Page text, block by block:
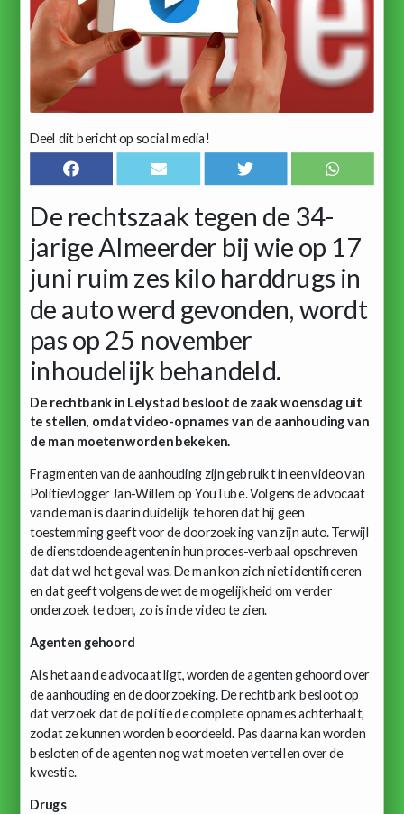
Deel dit bericht op social media!
De rechtszaak tegen de 34-
jarige Almeerder bij wie op 17
juni ruim zes kilo harddrugs in
de auto werd gevonden, wordt
pas op 25 november
inhoudelijk behandeld.
De rechtbank in Lelystad besloot de zaak woensdag uit
te stellen, omdat video-opnames van de aanhouding van
de man moeten worden bekeken.
Fragmenten van de aanhouding zijn gebruikt in een video van
Politievlogger Jan-Willem op YouTube. Volgens de advocaat
van de man is daarin duidelijk te horen dat hij geen
toestemming geeft voor de doorzoeking van zijn auto. Terwijl
de dienstdoende agenten in hun proces-verbaal opschreven
dat dat wel het geval was. De man kon zich niet identificeren
en dat geeft volgens de wet de mogelijkheid om verder
onderzoek te doen, zo is in de video te zien.
Agenten gehoord
Als het aan de advocaat ligt, worden de agenten gehoord over
de aanhouding en de doorzoeking. De rechtbank besloot op
dat verzoek dat de politie de complete opnames achterhaalt,
zodat ze kunnen worden beoordeeld. Pas daarna kan worden
besloten of de agenten nog wat moeten vertellen over de
kwestie.
Drugs